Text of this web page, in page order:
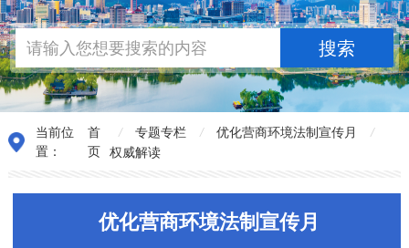
当前位
置：
首
页
/ 专题专栏 / 优化营商环境法制宣传月
/
权威解读
优化营商环境法制宣传月